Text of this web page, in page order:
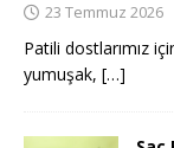
23 Temmuz 2026
Patili dostlarımız
yumuşak, […]